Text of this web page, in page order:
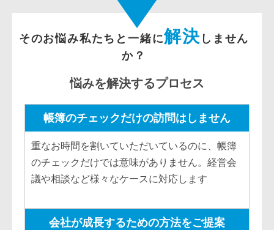
そのお悩み私たちと一緒に解決 しません
か？
悩みを解決するプロセス
帳簿のチェックだけの訪問はしません
重なお時間を割いていただいているのに、帳簿
のチェックだけでは意味がありません。経営会
議や相談など様々なケースに対応します
会社が成長するための方法をご提案